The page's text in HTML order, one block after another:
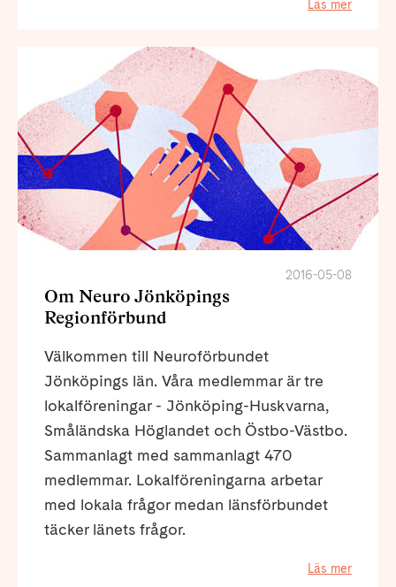
Läs mer
2016-05-08
Om Neuro Jönköpings
Regionförbund
Välkommen till Neuroförbundet
Jönköpings län. Våra medlemmar är tre
lokalföreningar - Jönköping-Huskvarna,
Småländska Höglandet och Östbo-Västbo.
Sammanlagt med sammanlagt 470
medlemmar. Lokalföreningarna arbetar
med lokala frågor medan länsförbundet
täcker länets frågor.
Läs mer